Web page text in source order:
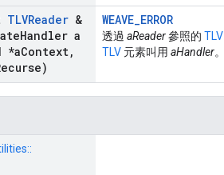
TLVReader &
Handler a
*aContext,
WEAVE_ERROR
透過 aReader參照的 TLV
TLV 元素叫用 aHandler。